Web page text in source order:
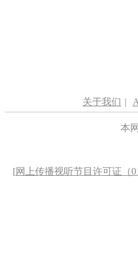
关于我们 |
本
[网上传播视听节目许可证（